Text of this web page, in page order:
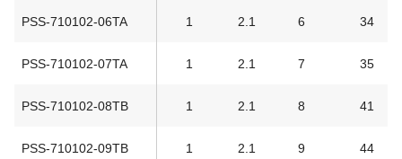
PSS-710102-06TA 1 2.1 6 34
PSS-710102-07TA 1 2.1 7 35
PSS-710102-08TB 1 2.1 8 41
PSS-710102-09TB 1 2.1 9 44